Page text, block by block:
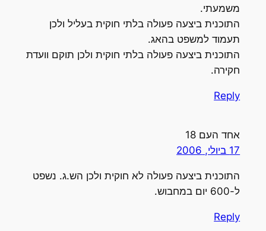
משמעתי.
התוכנית ביצעה פעולה בלתי חוקית בעליל ולכן
תעמוד למשפט בהאג.
התוכנית ביצעה פעולה בלתי חוקית ולכן תוקם וועדת
חקירה.
Reply
אחד העם 18
17 ביולי, 2006
התוכנית ביצעה פעולה לא חוקית ולכן הש.ג. נשפט
ל-600 יום במחבוש.
Reply